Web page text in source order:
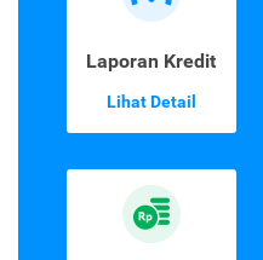
Laporan Kredit
Lihat Detail